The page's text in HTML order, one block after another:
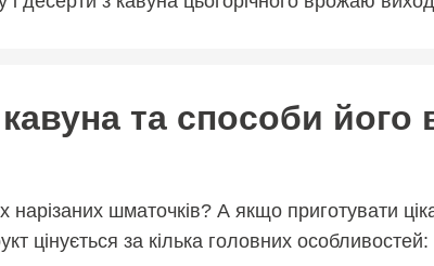
та способи його
нарізаних шматочків? А якщо приготувати
цінується за кілька головних особливостей: